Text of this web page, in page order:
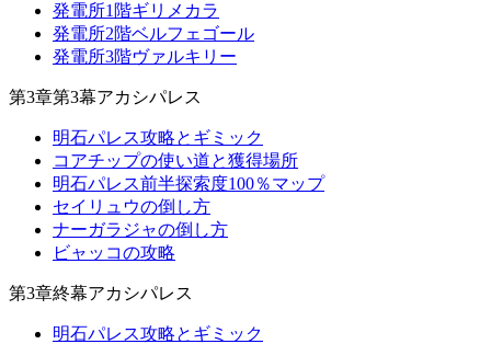
発電所1階ギリメカラ
発電所2階ベルフェゴール
発電所3階ヴァルキリー
第3章第3幕アカシパレス
明石パレス攻略とギミック
コアチップの使い道と獲得場所
明石パレス前半探索度100％マップ
セイリュウの倒し方
ナーガラジャの倒し方
ビャッコの攻略
第3章終幕アカシパレス
明石パレス攻略とギミック